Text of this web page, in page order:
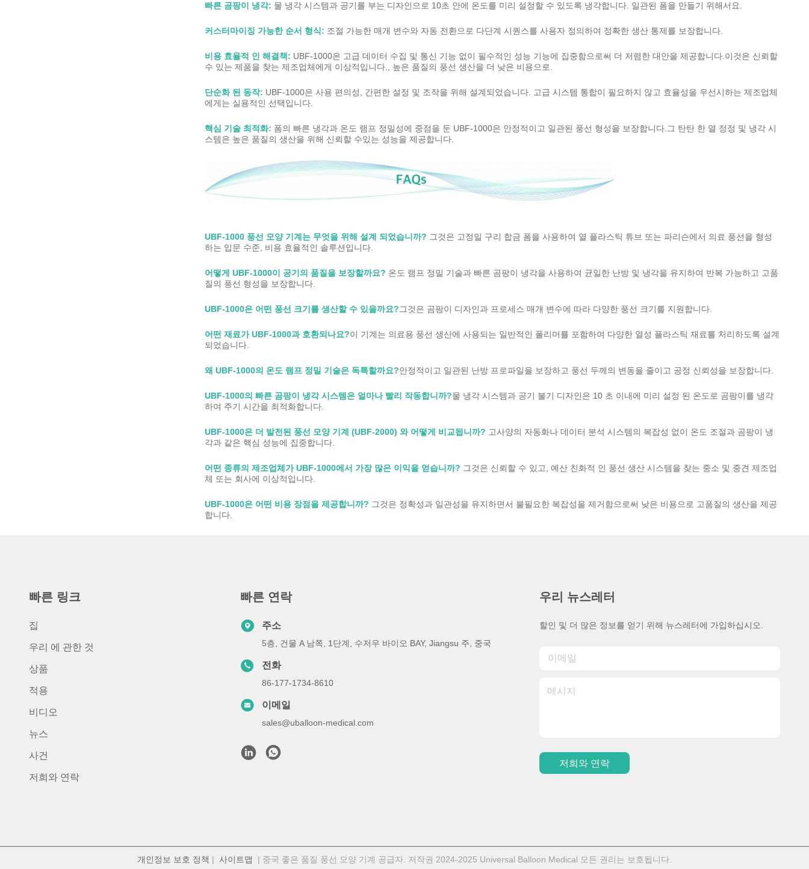
빠른 곰팡이 냉각: 물 냉각 시스템과 공기를 부는 디자인으로 10초 안에 온도를 미리 설정할 수 있도록 냉각합니다. 일관된 폼을 만들기 위해서요.
커스터마이징 가능한 순서 형식: 조절 가능한 매개 변수와 자동 전환으로 다단계 시퀀스를 사용자 정의하여 정확한 생산 통제를 보장합니다.
비용 효율적 인 해결책: UBF-1000은 고급 데이터 수집 및 통신 기능 없이 필수적인 성능 기능에 집중함으로써 더 저렴한 대안을 제공합니다.이것은 신뢰할
수 있는 제품을 찾는 제조업체에게 이상적입니다., 높은 품질의 풍선 생산을 더 낮은 비용으로.
단순화 된 동작: UBF-1000은 사용 편의성, 간편한 설정 및 조작을 위해 설계되었습니다. 고급 시스템 통합이 필요하지 않고 효율성을 우선시하는 제조업체
에게는 실용적인 선택입니다.
핵심 기술 최적화: 폼의 빠른 냉각과 온도 램프 정밀성에 중점을 둔 UBF-1000은 안정적이고 일관된 풍선 형성을 보장합니다.그 탄탄 한 열 정정 및 냉각 시
스템은 높은 품질의 생산을 위해 신뢰할 수있는 성능을 제공합니다.
UBF-1000 풍선 모양 기계는 무엇을 위해 설계 되었습니까? 그것은 고정밀 구리 합금 폼을 사용하여 열 플라스틱 튜브 또는 파리슨에서 의료 풍선을 형성
하는 입문 수준, 비용 효율적인 솔루션입니다.
어떻게 UBF-1000이 공기의 품질을 보장할까요? 온도 램프 정밀 기술과 빠른 곰팡이 냉각을 사용하여 균일한 난방 및 냉각을 유지하여 반복 가능하고 고품
질의 풍선 형성을 보장합니다.
UBF-1000은 어떤 풍선 크기를 생산할 수 있을까요?그것은 곰팡이 디자인과 프로세스 매개 변수에 따라 다양한 풍선 크기를 지원합니다.
어떤 재료가 UBF-1000과 호환되나요?이 기계는 의료용 풍선 생산에 사용되는 일반적인 폴리머를 포함하여 다양한 열성 플라스틱 재료를 처리하도록 설계
되었습니다.
왜 UBF-1000의 온도 램프 정밀 기술은 독특할까요?안정적이고 일관된 난방 프로파일을 보장하고 풍선 두께의 변동을 줄이고 공정 신뢰성을 보장합니다.
UBF-1000의 빠른 곰팡이 냉각 시스템은 얼마나 빨리 작동합니까?물 냉각 시스템과 공기 불기 디자인은 10 초 이내에 미리 설정 된 온도로 곰팡이를 냉각
하여 주기 시간을 최적화합니다.
UBF-1000은 더 발전된 풍선 모양 기계 (UBF-2000) 와 어떻게 비교됩니까? 고사양의 자동화나 데이터 분석 시스템의 복잡성 없이 온도 조절과 곰팡이 냉
각과 같은 핵심 성능에 집중합니다.
어떤 종류의 제조업체가 UBF-1000에서 가장 많은 이익을 얻습니까? 그것은 신뢰할 수 있고, 예산 친화적 인 풍선 생산 시스템을 찾는 중소 및 중견 제조업
체 또는 회사에 이상적입니다.
UBF-1000은 어떤 비용 장점을 제공합니까? 그것은 정확성과 일관성을 유지하면서 불필요한 복잡성을 제거함으로써 낮은 비용으로 고품질의 생산을 제공
합니다.
빠른 링크
집
우리 에 관한 것
상품
적용
비디오
뉴스
사건
저희와 연락
빠른 연락
주소
5층, 건물 A 남쪽, 1단계, 수저우 바이오 BAY, Jiangsu 주, 중국
전화
86-177-1734-8610
이메일
sales@uballoon-medical.com
우리 뉴스레터
할인 및 더 많은 정보를 얻기 위해 뉴스레터에 가입하십시오.
저희와 연락
개인정보 보호 정책 | 사이트맵 | 중국 좋은 품질 풍선 모양 기계 공급자. 저작권 2024-2025 Universal Balloon Medical 모든 권리는 보호됩니다.